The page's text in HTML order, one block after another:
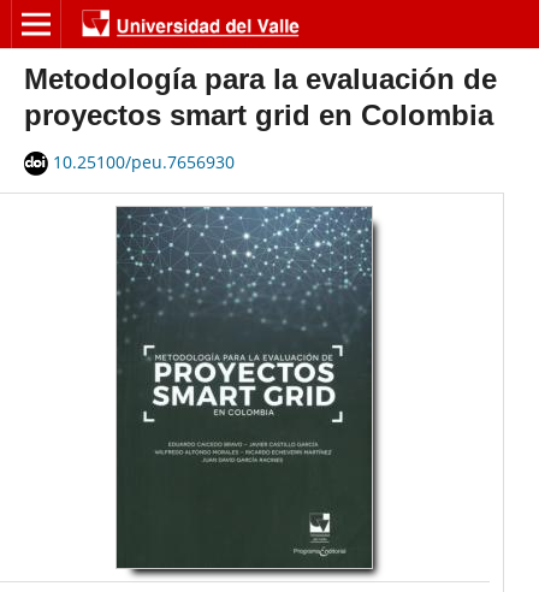
Metodología para la evaluación de
proyectos smart grid en Colombia
10.25100/peu.7656930